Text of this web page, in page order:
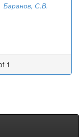
Баранов, С.В.
1